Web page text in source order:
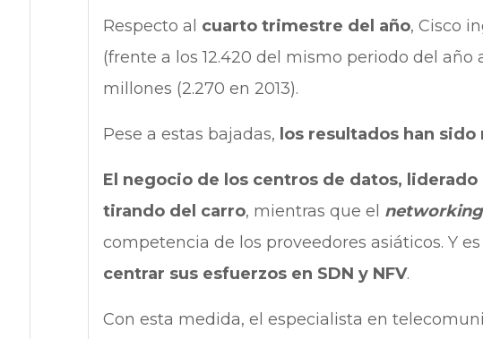
Respecto al cuarto trimestre del año, Cisco
(frente a los 12.420 del mismo periodo del
millones (2.270 en 2013).
Pese a estas bajadas, los resultados han
El negocio de los centros de datos, liderado
tirando del carro, mientras que el networking
competencia de los proveedores asiáticos. Y
centrar sus esfuerzos en SDN y NFV.
Con esta medida, el especialista en